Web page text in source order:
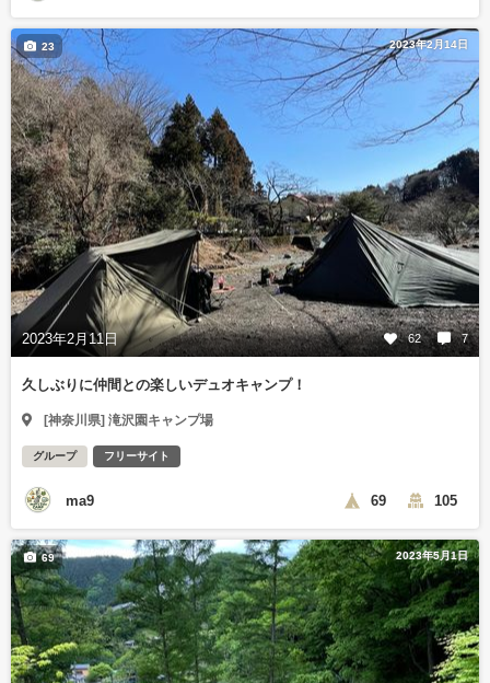
2023年2月14日
2023年2月11日 62 7
23
久しぶりに仲間との楽しいデュオキャンプ！
[神奈川県] 滝沢園キャンプ場
グループ フリーサイト
ma9 69 105
2023年5月1日
69